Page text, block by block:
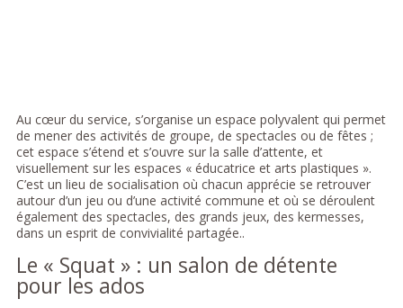
Au cœur du service, s’organise un espace polyvalent qui permet
de mener des activités de groupe, de spectacles ou de fêtes ;
cet espace s’étend et s’ouvre sur la salle d’attente, et
visuellement sur les espaces « éducatrice et arts plastiques ».
C’est un lieu de socialisation où chacun apprécie se retrouver
autour d’un jeu ou d’une activité commune et où se déroulent
également des spectacles, des grands jeux, des kermesses,
dans un esprit de convivialité partagée..
Le « Squat » : un salon de détente
pour les ados